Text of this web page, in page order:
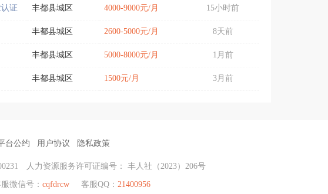
证 丰都县城区 4000-9000元/月 15小时前
丰都县城区 2600-5000元/月 8天前
丰都县城区 5000-8000元/月 1月前
丰都县城区 1500元/月 3月前
台公约 用户协议 隐私政策
人力资源服务许可证编号： 丰人社（2023）206号
微信号： cqfdrcw 客服QQ： 21400956